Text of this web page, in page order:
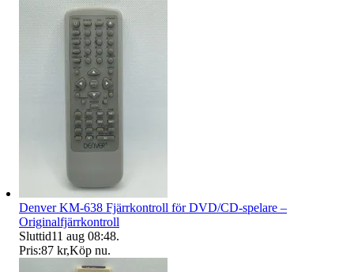
Denver KM-638 Fjärrkontroll för DVD/CD-spelare –
Originalfjärrkontroll
Sluttid11 aug 08:48.
Pris:87 kr,Köp nu.